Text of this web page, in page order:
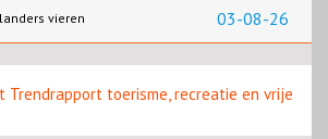
03-08-26
vieren
Trendrapport toerisme, recreatie en vrije